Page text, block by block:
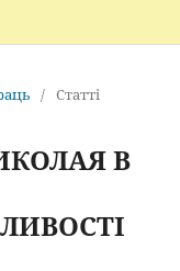
/ Статті
В